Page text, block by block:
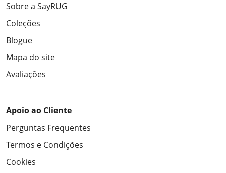
Sobre a SayRUG
Coleções
Blogue
Mapa do site
Avaliações
Apoio ao Cliente
Perguntas Frequentes
Termos e Condições
Cookies